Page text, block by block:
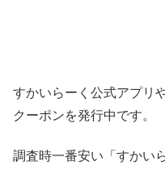
すかいらーく公式アプリ
クーポンを発行中です。
調査時一番安い「すかい